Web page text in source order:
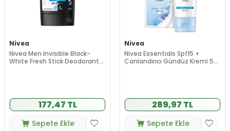
Nivea
Nivea Men Invisible Black-
White Fresh Stick Deodorant
177,47 TL
Sepete Ekle
Nivea
Nivea Essentials Spf15 +
Canlandırıcı Gündüz Kremi 50
289,97 TL
Sepete Ekle